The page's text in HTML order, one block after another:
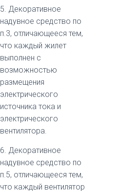
5. Декоративное
надувное средство по
п.3, отличающееся тем,
что каждый жилет
выполнен с
возможностью
размещения
электрического
источника тока и
электрического
вентилятора.
6. Декоративное
надувное средство по
п.5, отличающееся тем,
что каждый вентилятор